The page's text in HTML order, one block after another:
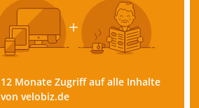
12 Monate Zugriff auf alle Inhalte
von velobiz.de